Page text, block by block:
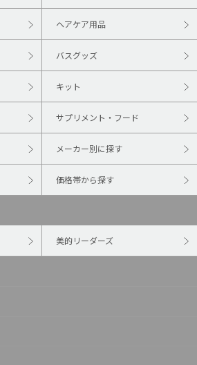
ヘアケア用品
バスグッズ
キット
サプリメント・フード
メーカー別に探す
価格帯から探す
美的リーダーズ